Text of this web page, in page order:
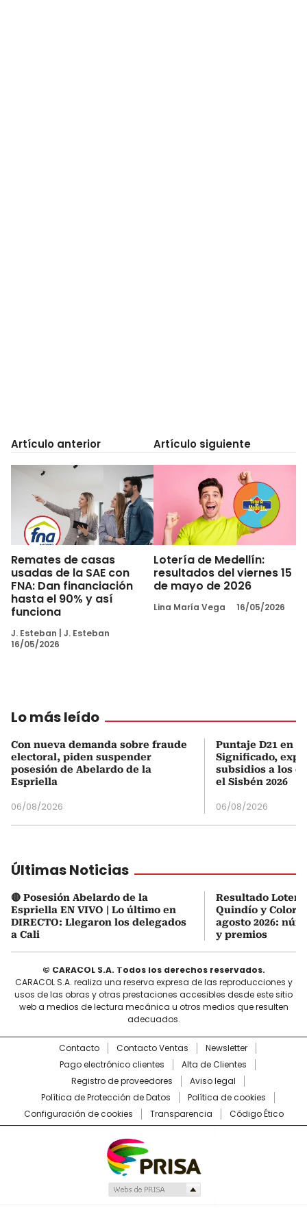
Artículo anterior
Remates de casas
usadas de la SAE con
FNA: Dan financiación
hasta el 90% y así
funciona
J. Esteban
J. Esteban
16/05/2026
Artículo siguiente
Lotería de Medellín:
resultados del viernes 15
de mayo de 2026
Lina María Vega 16/05/2026
Lo más leído
Con nueva demanda sobre fraude
electoral, piden suspender
posesión de Abelardo de la
Espriella
06/08/2026
Puntaje D21 en
Significado,
subsidios a los
el Sisbén 2026
06/08/2026
Últimas Noticias
🔴 Posesión Abelardo de la
Espriella EN VIVO | Lo último en
DIRECTO: Llegaron los delegados
a Cali
Resultado
Quindío y
agosto 2026:
y premios
© CARACOL S.A. Todos los derechos reservados.
CARACOL S.A. realiza una reserva expresa de las reproducciones y
usos de las obras y otras prestaciones accesibles desde este sitio
web a medios de lectura mecánica u otros medios que resulten
adecuados.
Contacto Contacto Ventas
Newsletter
Pago electrónico clientes
Alta de Clientes
Registro de proveedores
Aviso legal
Política de Protección de Datos
Política de cookies
Configuración de cookies
Transparencia Código Ético